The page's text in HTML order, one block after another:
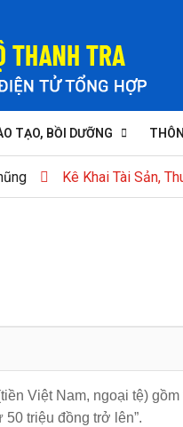
TẠO, BỒI DƯỠNG
Kê Khai Tài Sản,
Việt Nam, ngoại tệ)
50 triệu đồng trở lên”.